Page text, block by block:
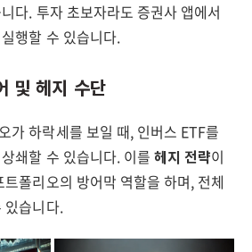
다. 투자 초보자라도 증권사 앱에서
행할 수 있습니다.
및 헤지 수단
가 하락세를 보일 때, 인버스 ETF를
쇄할 수 있습니다. 이를 헤지 전략이
폴리오의 방어막 역할을 하며, 전체
있습니다.